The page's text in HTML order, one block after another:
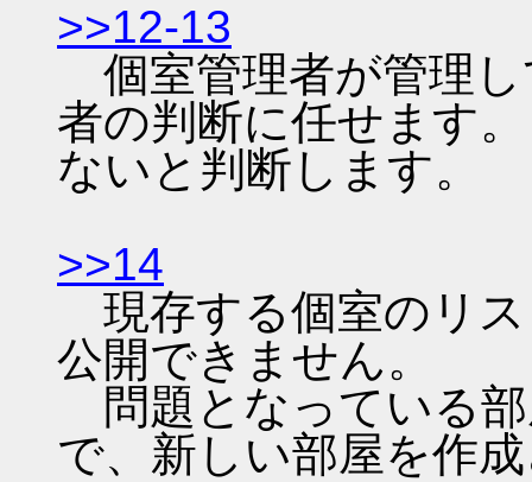
>>12-13
個室管理者が管理
者の判断に任せます
ないと判断します。
>>14
現存する個室のリ
公開できません。
問題となっている
で、新しい部屋を作